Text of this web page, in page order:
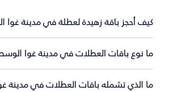
كيف أحجز باقة زهيدة لعطلة في مدينة
ما نوع باقات العطلات في مدينة غوا
ما الذي تشمله باقات العطلات في مدينة